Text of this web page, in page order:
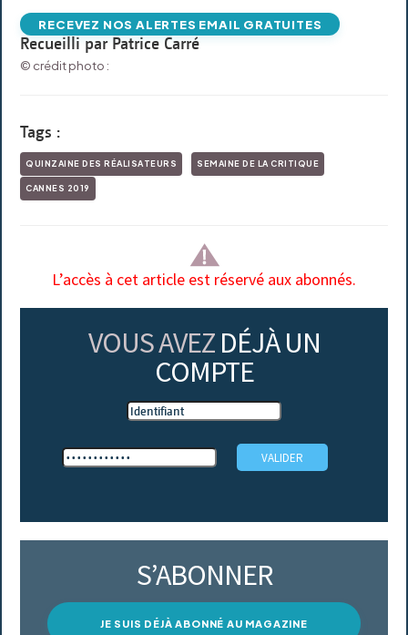
RECEVEZ NOS ALERTES EMAIL GRATUITES
Recueilli par Patrice Carré
© crédit photo :
Tags :
QUINZAINE DES RÉALISATEURS SEMAINE DE LA CRITIQUE
CANNES 2019
L’accès à cet article est réservé aux abonnés.
VOUS AVEZ DÉJÀ UN
COMPTE
S’ABONNER
JE SUIS DÉJÀ ABONNÉ AU MAGAZINE